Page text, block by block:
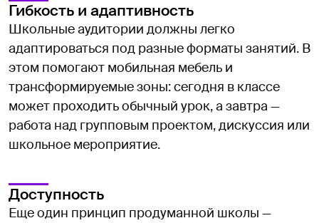
Гибкость и адаптивность
Школьные аудитории должны легко
адаптироваться под разные форматы занятий. В
этом помогают мобильная мебель и
трансформируемые зоны: сегодня в классе
может проходить обычный урок, а завтра —
работа над групповым проектом, дискуссия или
школьное мероприятие.
Доступность
Еще один принцип продуманной школы —